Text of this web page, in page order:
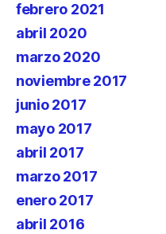
febrero 2021
abril 2020
marzo 2020
noviembre 2017
junio 2017
mayo 2017
abril 2017
marzo 2017
enero 2017
abril 2016